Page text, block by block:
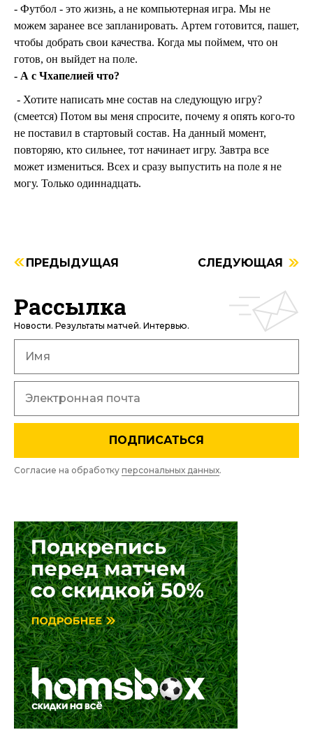
- Футбол - это жизнь, а не компьютерная игра. Мы не
можем заранее все запланировать. Артем готовится, пашет,
чтобы добрать свои качества. Когда мы поймем, что он
готов, он выйдет на поле.
- А с Чхапелией что?
- Хотите написать мне состав на следующую игру?
(смеется) Потом вы меня спросите, почему я опять кого-то
не поставил в стартовый состав. На данный момент,
повторяю, кто сильнее, тот начинает игру. Завтра все
может измениться. Всех и сразу выпустить на поле я не
могу. Только одиннадцать.
ПРЕДЫДУЩАЯ СЛЕДУЮЩАЯ
Рассылка
Новости. Результаты матчей. Интервью.
ПОДПИСАТЬСЯ
Согласие на обработку персональных данных.